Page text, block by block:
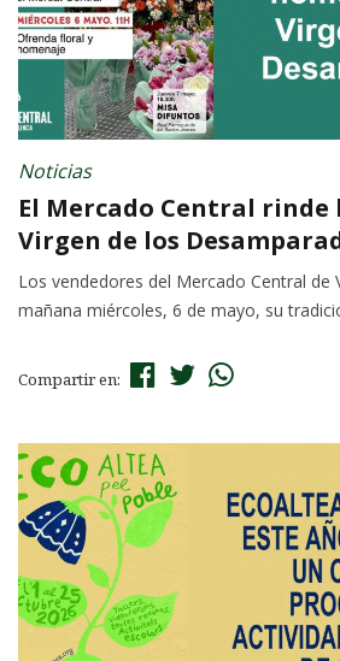
Noticias
El Mercado Central rinde
Virgen de los
Los vendedores del Mercado Central de
mañana miércoles, 6 de mayo, su
Compartir en: